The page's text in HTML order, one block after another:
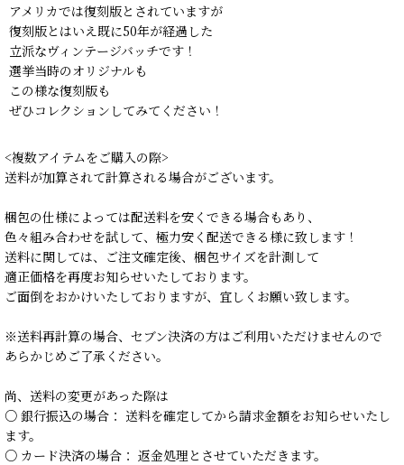
アメリカでは復刻版とされていますが
復刻版とはいえ既に50年が経過した
立派なヴィンテージバッチです！
選挙当時のオリジナルも
この様な復刻版も
ぜひコレクションしてみてください！
<複数アイテムをご購入の際>
送料が加算されて計算される場合がございます。
梱包の仕様によっては配送料を安くできる場合もあり、
色々組み合わせを試して、極力安く配送できる様に致します！
送料に関しては、ご注文確定後、梱包サイズを計測して
適正価格を再度お知らせいたしております。
ご面倒をおかけいたしておりますが、宜しくお願い致します。
※送料再計算の場合、セブン決済の方はご利用いただけませんので
あらかじめご了承ください。
尚、送料の変更があった際は
○ 銀行振込の場合： 送料を確定してから請求金額をお知らせいたし
ます。
○ カード決済の場合： 返金処理とさせていただきます。